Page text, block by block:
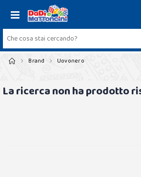
Brand Uovonero
La ricerca non ha prodotto